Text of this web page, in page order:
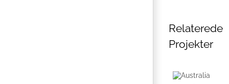
Relaterede
Projekter